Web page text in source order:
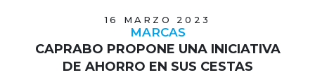
16 MARZO 2023
MARCAS
CAPRABO PROPONE UNA INICIATIVA
DE AHORRO EN SUS CESTAS